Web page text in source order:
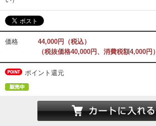
価格
44,000円（税込）
（税抜価格40,000円、消費税額4,000円）
ポイント還元